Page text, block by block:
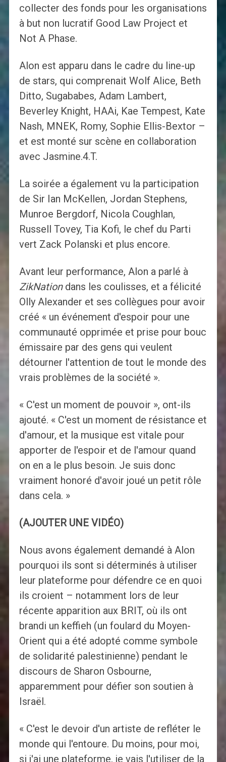
collecter des fonds pour les organisations
à but non lucratif Good Law Project et
Not A Phase.
Alon est apparu dans le cadre du line-up
de stars, qui comprenait Wolf Alice, Beth
Ditto, Sugababes, Adam Lambert,
Beverley Knight, HAAi, Kae Tempest, Kate
Nash, MNEK, Romy, Sophie Ellis-Bextor –
et est monté sur scène en collaboration
avec Jasmine.4.T.
La soirée a également vu la participation
de Sir Ian McKellen, Jordan Stephens,
Munroe Bergdorf, Nicola Coughlan,
Russell Tovey, Tia Kofi, le chef du Parti
vert Zack Polanski et plus encore.
Avant leur performance, Alon a parlé à
ZikNationdans les coulisses, et a félicité
Olly Alexander et ses collègues pour avoir
créé « un événement d'espoir pour une
communauté opprimée et prise pour bouc
émissaire par des gens qui veulent
détourner l'attention de tout le monde des
vrais problèmes de la société ».
« C'est un moment de pouvoir », ont-ils
ajouté. « C'est un moment de résistance et
d'amour, et la musique est vitale pour
apporter de l'espoir et de l'amour quand
on en a le plus besoin. Je suis donc
vraiment honoré d'avoir joué un petit rôle
dans cela. »
(AJOUTER UNE VIDÉO)
Nous avons également demandé à Alon
pourquoi ils sont si déterminés à utiliser
leur plateforme pour défendre ce en quoi
ils croient – ​​notamment lors de leur
récente apparition aux BRIT, où ils ont
brandi un keffieh (un foulard du Moyen-
Orient qui a été adopté comme symbole
de solidarité palestinienne) pendant le
discours de Sharon Osbourne,
apparemment pour défier son soutien à
Israël.
« C'est le devoir d'un artiste de refléter le
monde qui l'entoure. Du moins, pour moi,
si j'ai une plateforme, je vais l'utiliser de la